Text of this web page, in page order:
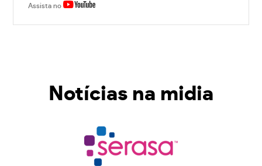
Assista no
Notícias na midia